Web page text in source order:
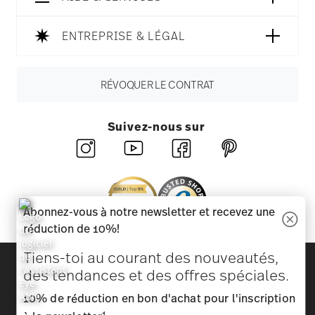
ENTREPRISE & LÉGAL
RÉVOQUER LE CONTRAT
Suivez-nous sur
Découvrez toutes nos marques
Beauté et fonctionnalité pour votre maison
Homepage CGV
Abonnez-vous à notre newsletter et recevez une
réduction de 10%!
Tiens-toi au courant des nouveautés,
des tendances et des offres spéciales.
10% de réduction en bon d'achat pour l'inscription